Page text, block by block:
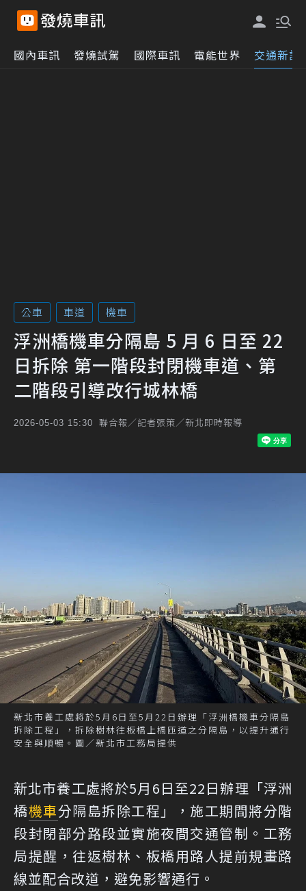
國內車訊 發燒試駕 國際車訊 電能世界 交通新訊
公車 車道 機車
浮洲橋機車分隔島 5 月 6 日至 22
日拆除 第一階段封閉機車道、第
二階段引導改行城林橋
2026-05-03 15:30 聯合報／記者張策／新北即時報導
新北市養工處將於5月6日至5月22日辦理「浮洲橋機車分隔島
拆除工程」，拆除樹林往板橋上橋匝道之分隔島，以提升通行
安全與順暢。圖／新北市工務局提供
新北市養工處將於5月6日至22日辦理「浮洲
橋機車分隔島拆除工程」，施工期間將分階
段封閉部分路段並實施夜間交通管制。工務
局提醒，往返樹林、板橋用路人提前規畫路
線並配合改道，避免影響通行。